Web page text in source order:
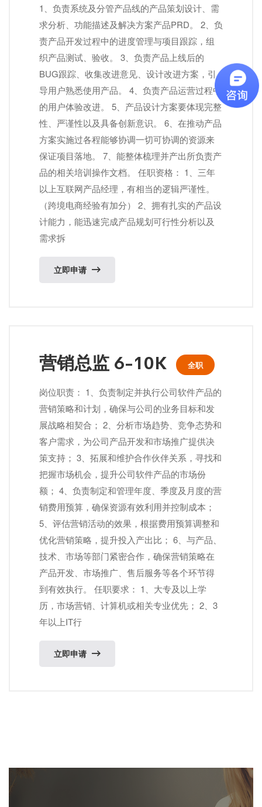
1、负责系统及分管产品线的产品策划设计、需
求分析、功能描述及解决方案产品PRD。 2、负
责产品开发过程中的进度管理与项⽬跟踪，组
织产品测试、验收。 3、负责产品上线后的
BUG跟踪、收集改进意⻅、设计改进方案，引
导用户熟悉使用产品。 4、负责产品运营过程中
的用户体验改进。 5、产品设计方案要体现完整
性、严谨性以及具备创新意识。 6、在推动产品
方案实施过各程能够协调⼀切可协调的资源来
保证项目落地。 7、能整体梳理并产出所负责产
品的相关培训操作文档。 任职资格： 1、三年
以上互联网产品经理，有相当的逻辑严谨性。
（跨境电商经验有加分） 2、拥有扎实的产品设
计能力，能迅速完成产品规划可行性分析以及
需求拆
立即申请
营销总监 6-10K 全职
岗位职责： 1、负责制定并执行公司软件产品的
营销策略和计划，确保与公司的业务目标和发
展战略相契合； 2、分析市场趋势、竞争态势和
客户需求，为公司产品开发和市场推广提供决
策支持； 3、拓展和维护合作伙伴关系，寻找和
把握市场机会，提升公司软件产品的市场份
额； 4、负责制定和管理年度、季度及月度的营
销费用预算，确保资源有效利用并控制成本；
5、评估营销活动的效果，根据费用预算调整和
优化营销策略，提升投入产出比； 6、与产品、
技术、市场等部门紧密合作，确保营销策略在
产品开发、市场推广、售后服务等各个环节得
到有效执行。 任职要求： 1、大专及以上学
历，市场营销、计算机或相关专业优先； 2、3
年以上IT行
立即申请